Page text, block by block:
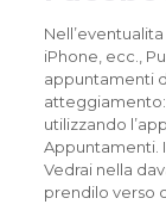
iPhone, ecc.,
appuntamenti
utilizzando
Appuntamenti.
Vedrai nella
prendilo verso